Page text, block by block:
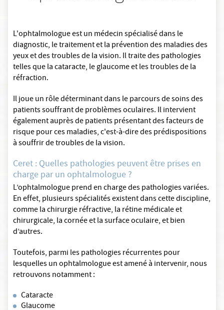
L'ophtalmologue est un médecin spécialisé dans le
diagnostic, le traitement et la prévention des maladies des
yeux et des troubles de la vision. Il traite des pathologies
telles que la cataracte, le glaucome et les troubles de la
réfraction.
Il joue un rôle déterminant dans le parcours de soins des
patients souffrant de problèmes oculaires. Il intervient
également auprès de patients présentant des facteurs de
risque pour ces maladies, c'est-à-dire des prédispositions
à souffrir de troubles de la vision.
Ceret : Quelles pathologies peuvent être prises en
charge par un ophtalmologue ?
L’ophtalmologue prend en charge des pathologies variées.
En effet, plusieurs spécialités existent dans cette discipline,
comme la chirurgie réfractive, la rétine médicale et
chirurgicale, la cornée et la surface oculaire, et bien
d’autres.
Toutefois, parmi les pathologies récurrentes pour
lesquelles un ophtalmologue est amené à intervenir, nous
retrouvons notamment :
Cataracte
Glaucome